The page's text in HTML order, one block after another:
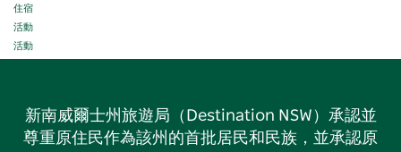
住宿
活動
活動
新南威爾士州旅遊局（Destination NSW）承認並
尊重原住民作為該州的首批居民和民族，並承認原